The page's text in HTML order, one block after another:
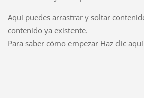
Aquí puedes arrastrar y soltar
contenido ya existente.
Para saber cómo empezar Haz clic aquí